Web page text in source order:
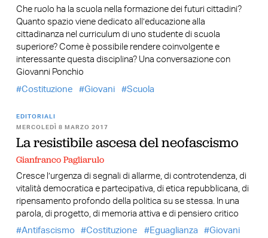
Che ruolo ha la scuola nella formazione dei futuri cittadini?
Quanto spazio viene dedicato all’educazione alla
cittadinanza nel curriculum di uno studente di scuola
superiore? Come è possibile rendere coinvolgente e
interessante questa disciplina? Una conversazione con
Giovanni Ponchio
Costituzione
Giovani Scuola
EDITORIALI
MERCOLEDÌ 8 MARZO 2017
La resistibile ascesa del neofascismo
Gianfranco Pagliarulo
Cresce l’urgenza di segnali di allarme, di controtendenza, di
vitalità democratica e partecipativa, di etica repubblicana, di
ripensamento profondo della politica su se stessa. In una
parola, di progetto, di memoria attiva e di pensiero critico
Antifascismo
Costituzione Eguaglianza
Giovani